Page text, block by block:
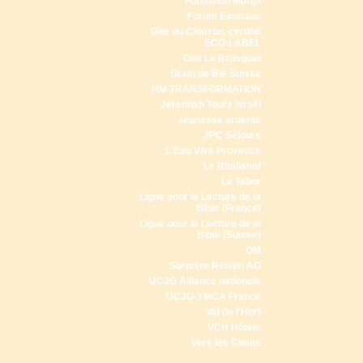
Forum Emmaüs
Gîte du Charron, certifié
ECO-LABEL
Gite Le Brusquet
Grain de Blé Suisse
HM TRANSFORMATION
Jeremiah Tours Israël
Jeunesse ardente
JPC Séjours
L'Eau Vive Provence
Le Rimlishof
Le Tabor
Ligue pour la Lecture de la
Bible (France)
Ligue pour la Lecture de la
Bible (Suisse)
OM
Surprise Reisen AG
UCJG Alliance nationale
UCJG-YMCA France
Val de l'Hort
VCH Hôtels
Vers les Cimes